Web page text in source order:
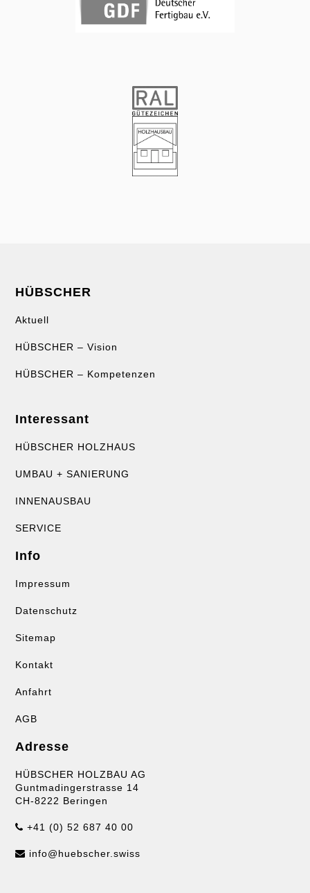
HÜBSCHER
Aktuell
HÜBSCHER – Vision
HÜBSCHER – Kompetenzen
Interessant
HÜBSCHER HOLZHAUS
UMBAU + SANIERUNG
INNENAUSBAU
SERVICE
Info
Impressum
Datenschutz
Sitemap
Kontakt
Anfahrt
AGB
Adresse
HÜBSCHER HOLZBAU AG
Guntmadingerstrasse 14
CH-8222 Beringen
+41 (0) 52 687 40 00
info@huebscher.swiss